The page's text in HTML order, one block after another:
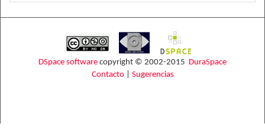
DSpace software copyright © 2002-2015 DuraSpace
Contacto| Sugerencias